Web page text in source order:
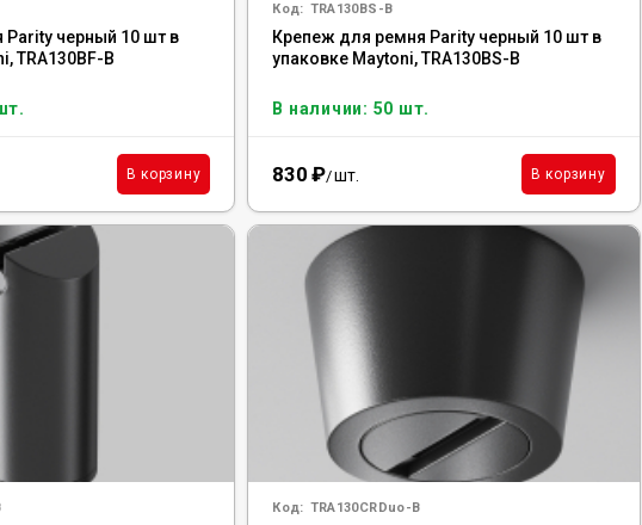
Parity черный 10 шт в
TRA130BF-B
В корзину
Код: TRA130BS-B
Крепеж для ремня Parity черный 10 шт в
упаковке Maytoni, TRA130BS-B
В наличии: 50 шт.
830 ₽/шт. В корзину
Код: TRA130CRDuo-B